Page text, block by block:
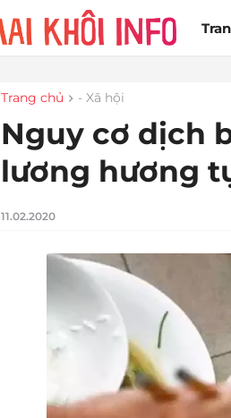
Trang chủ - Xã hội
Nguy cơ dịch
lương hương
11.02.2020